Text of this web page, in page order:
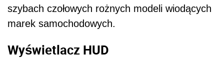
szybach czołowych rożnych modeli wiodących
marek samochodowych.
Wyświetlacz HUD